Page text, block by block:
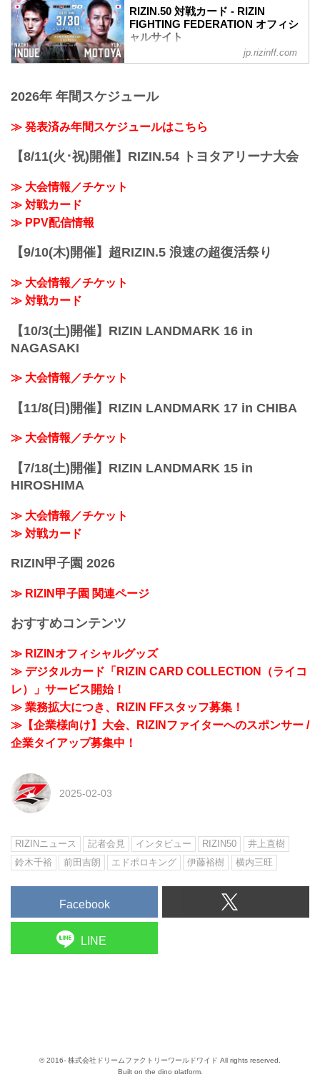
2025年3月30日（日）11:00開場（予定）
／13:00開始（予定）
※開場・開始時間は予定です。決定次第
RIZIN FFオフィシャルサイトにてご案内
します。
※試合内容、イベント進行によって終了
ご了承ください。
あなぶきアリーナ香川
RIZIN.50 対戦カード - RIZIN
FIGHTING FEDERATION オフィシ
ャルサイト
バンタム級タイトルマッチ 井上直樹 vs.
RIZIN MMAルール：5分 3R（61.0kg）
鈴木千裕 vs. カルシャガ・ダウトベック
鈴木千裕 vs. カルシャガ・ダウトベック
ルイス・グスタボ vs. 野村駿太
jp.rizinff.com
2026年 年間スケジュール
≫ 発表済み年間スケジュールはこちら
【8/11(火･祝)開催】RIZIN.54 トヨタアリーナ大会
≫ 大会情報／チケット
≫ 対戦カード
≫ PPV配信情報
【9/10(木)開催】超RIZIN.5 浪速の超復活祭り
≫ 大会情報／チケット
≫ 対戦カード
【10/3(土)開催】RIZIN LANDMARK 16 in
NAGASAKI
≫ 大会情報／チケット
【11/8(日)開催】RIZIN LANDMARK 17 in CHIBA
≫ 大会情報／チケット
【7/18(土)開催】RIZIN LANDMARK 15 in
HIROSHIMA
≫ 大会情報／チケット
≫ 対戦カード
RIZIN甲子園 2026
≫ RIZIN甲子園 関連ページ
おすすめコンテンツ
≫ RIZINオフィシャルグッズ
≫ デジタルカード「RIZIN CARD COLLECTION（ライコ
レ）」サービス開始！
≫ 業務拡大につき、RIZIN FFスタッフ募集！
≫【企業様向け】大会、RIZINファイターへのスポンサー /
企業タイアップ募集中！
2025-02-03
RIZINニュース 記者会見 インタビュー RIZIN50
井上直樹
鈴木千裕
前田吉朗 エドポロキング 伊藤裕樹 横内三旺
Facebook
LINE
© 2016- 株式会社ドリームファクトリーワールドワイド All rights reserved.
Built on the dino platform.